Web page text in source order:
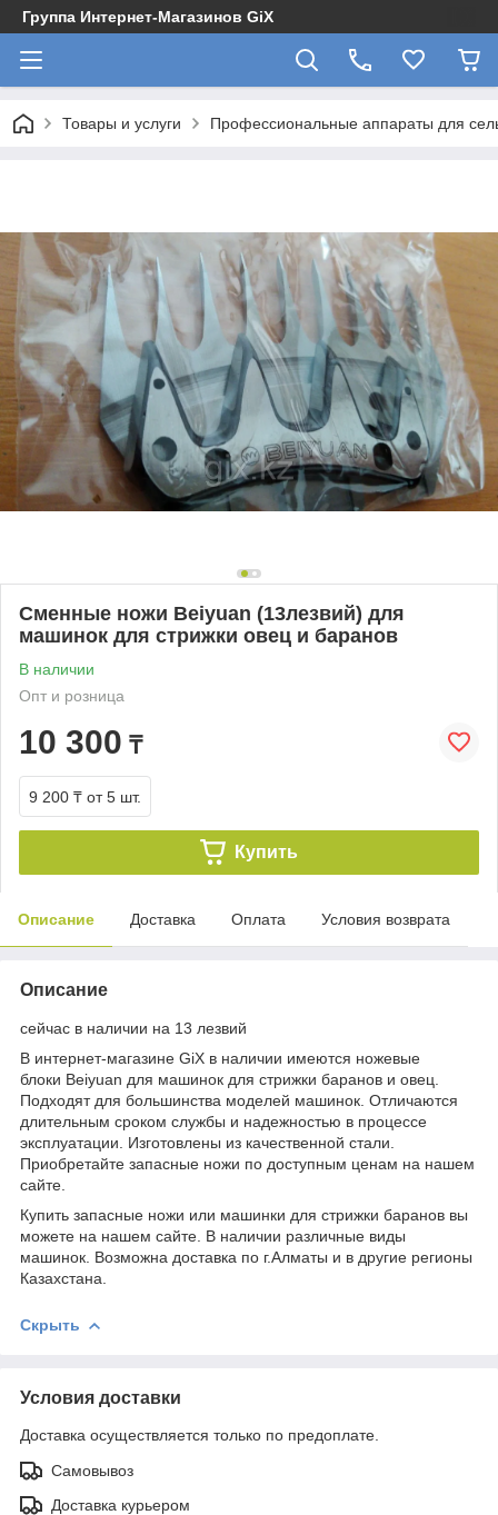
Группа Интернет-Магазинов GiX
Товары и услуги Профессиональные аппараты для
Сменные ножи Beiyuan (13лезвий) для
машинок для стрижки овец и баранов
В наличии
Опт и розница
10 300 ₸
9 200 ₸ от 5 шт.
Купить
Описание Доставка Оплата Условия возврата
Описание
сейчас в наличии на 13 лезвий
В интернет-магазине GiX в наличии имеются ножевые
блоки Beiyuan для машинок для стрижки баранов и овец.
Подходят для большинства моделей машинок. Отличаются
длительным сроком службы и надежностью в процессе
эксплуатации. Изготовлены из качественной стали.
Приобретайте запасные ножи по доступным ценам на нашем
сайте.
Купить запасные ножи или машинки для стрижки баранов вы
можете на нашем сайте. В наличии различные виды
машинок. Возможна доставка по г.Алматы и в другие регионы
Казахстана.
Скрыть
Условия доставки
Доставка осуществляется только по предоплате.
Самовывоз
Доставка курьером